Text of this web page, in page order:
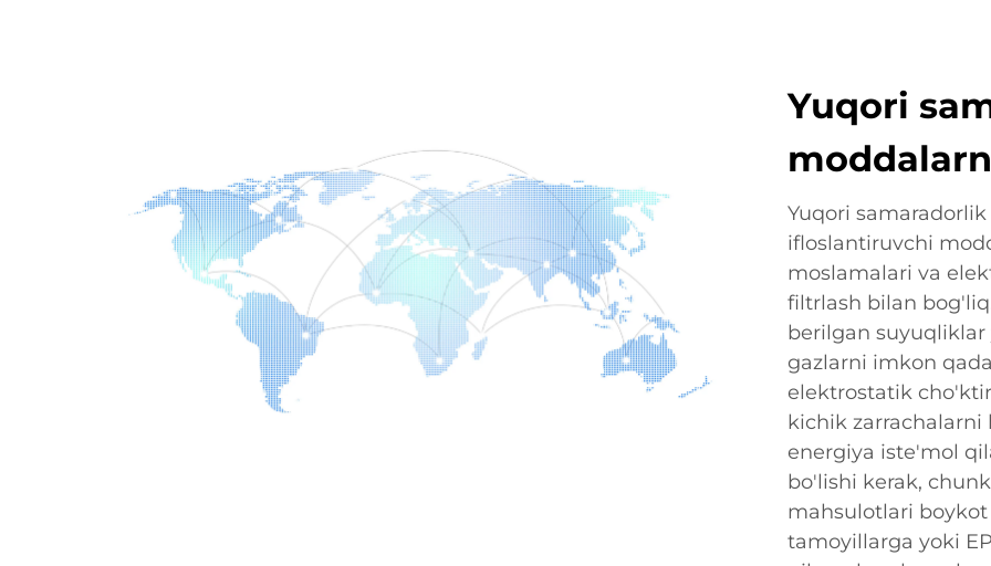
Yuqori
Yuqori
ifloslantiruvchi
moslamalari va
filtrlash bilan
berilgan suyuqliklar
gazlarni imkon
elektrostatik
kichik zarrachalarni
energiya iste'mol
bo'lishi kerak,
mahsulotlari
tamoyillarga yoki